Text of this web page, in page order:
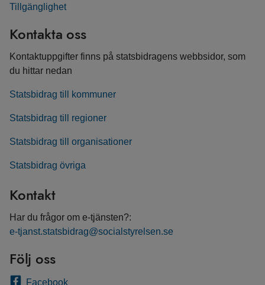
Tillgänglighet
Kontakta oss
Kontaktuppgifter finns på statsbidragens webbsidor, som
du hittar nedan
Statsbidrag till kommuner
Statsbidrag till regioner
Statsbidrag till organisationer
Statsbidrag övriga
Kontakt
Har du frågor om e-tjänsten?:
e-tjanst.statsbidrag@socialstyrelsen.se
Följ oss
Facebook